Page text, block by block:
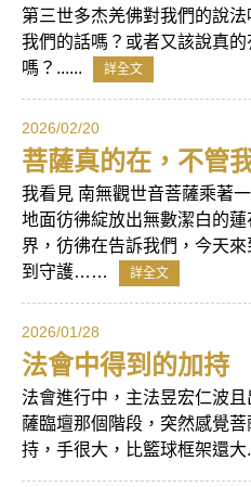
第三世多杰羌佛對我們的說
我們的話嗎？或者又該說真
嗎？......
詳全文
2026/02/20
菩薩真的在，不管
我看見 南無觀世音菩薩乘著
地面彷彿綻放出無數潔白的
界，彷彿在告訴我們，今天
到守護……
詳全文
2026/01/28
法會中得到的加持
法會進行中，主法昱宏仁波
薩臨壇那個階段，突然感覺
持，手很大，比籃球框架還大